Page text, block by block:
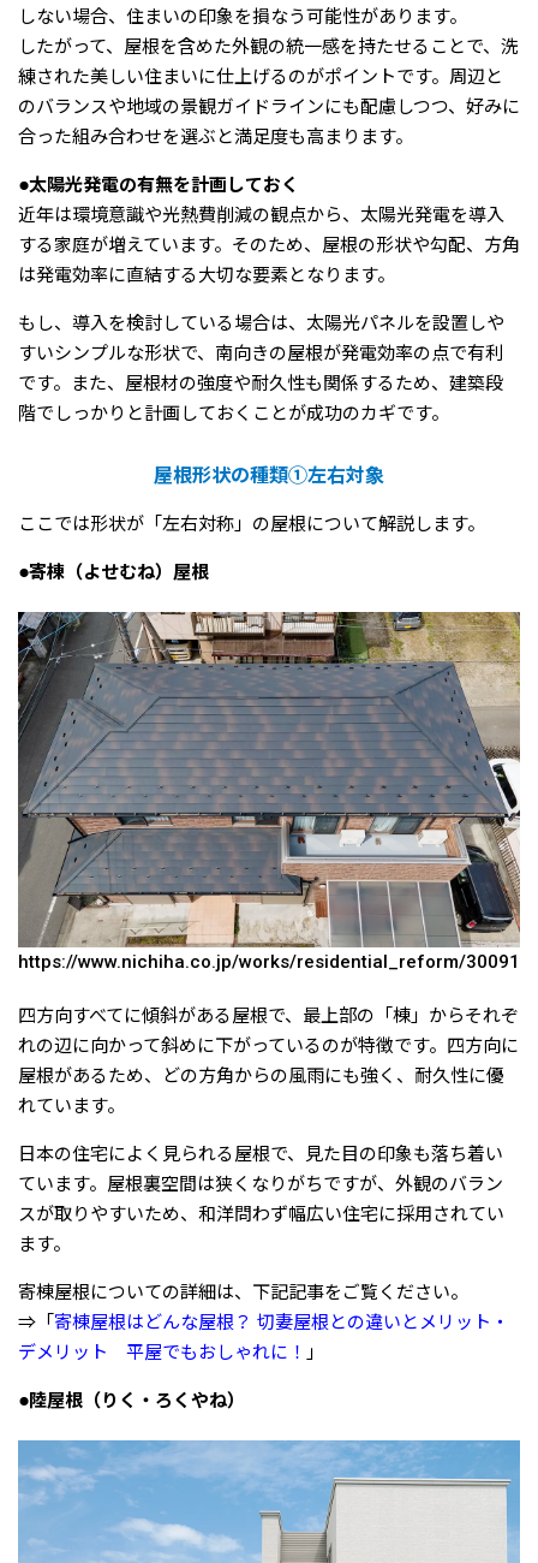
しない場合、住まいの印象を損なう可能性があります。
したがって、屋根を含めた外観の統一感を持たせることで、洗
練された美しい住まいに仕上げるのがポイントです。周辺と
のバランスや地域の景観ガイドラインにも配慮しつつ、好みに
合った組み合わせを選ぶと満足度も高まります。
●太陽光発電の有無を計画しておく
近年は環境意識や光熱費削減の観点から、太陽光発電を導入
する家庭が増えています。そのため、屋根の形状や勾配、方角
は発電効率に直結する大切な要素となります。
もし、導入を検討している場合は、太陽光パネルを設置しや
すいシンプルな形状で、南向きの屋根が発電効率の点で有利
です。また、屋根材の強度や耐久性も関係するため、建築段
階でしっかりと計画しておくことが成功のカギです。
屋根形状の種類①左右対象
ここでは形状が「左右対称」の屋根について解説します。
●寄棟（よせむね）屋根
https://www.nichiha.co.jp/works/residential_reform/30091
四方向すべてに傾斜がある屋根で、最上部の「棟」からそれぞ
れの辺に向かって斜めに下がっているのが特徴です。四方向に
屋根があるため、どの方角からの風雨にも強く、耐久性に優
れています。
日本の住宅によく見られる屋根で、見た目の印象も落ち着い
ています。屋根裏空間は狭くなりがちですが、外観のバラン
スが取りやすいため、和洋問わず幅広い住宅に採用されてい
ます。
寄棟屋根についての詳細は、下記記事をご覧ください。
⇒「 寄棟屋根はどんな屋根？ 切妻屋根との違いとメリット・
デメリット 平屋でもおしゃれに！ 」
●陸屋根（りく・ろくやね）